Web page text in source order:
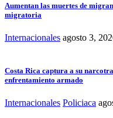
Aumentan las muertes de
migratoria
Internacionales agosto 3,
Costa Rica captura a su
enfrentamiento armado
Internacionales Policiaca